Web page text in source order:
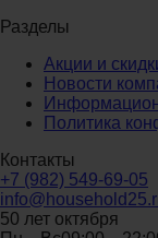
Разделы
Акции и
Новости
Политика
Контакты
+7 (982) 549-69-05
50 лет октября